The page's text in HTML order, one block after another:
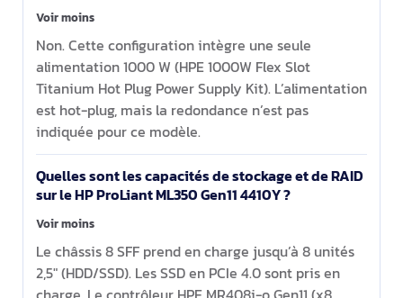
Voir moins
Non. Cette configuration intègre une seule
alimentation 1000 W (HPE 1000W Flex Slot
Titanium Hot Plug Power Supply Kit). L’alimentation
est hot-plug, mais la redondance n’est pas
indiquée pour ce modèle.
Quelles sont les capacités de stockage et de RAID
sur le HP ProLiant ML350 Gen11 4410Y ?
Voir moins
Le châssis 8 SFF prend en charge jusqu’à 8 unités
2,5" (HDD/SSD). Les SSD en PCIe 4.0 sont pris en